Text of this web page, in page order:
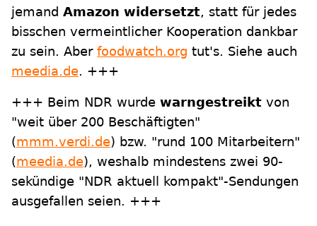
jemand Amazon widersetzt, statt für jedes
bisschen vermeintlicher Kooperation dankbar
zu sein. Aber foodwatch.org tut's. Siehe auch
meedia.de. +++
+++ Beim NDR wurde warngestreikt von
"weit über 200 Beschäftigten"
(mmm.verdi.de) bzw. "rund 100 Mitarbeitern"
(meedia.de), weshalb mindestens zwei 90-
sekündige "NDR aktuell kompakt"-Sendungen
ausgefallen seien. +++